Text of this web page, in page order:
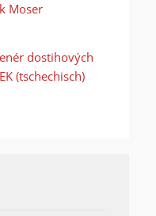
Moser
dostihových
(tschechisch)